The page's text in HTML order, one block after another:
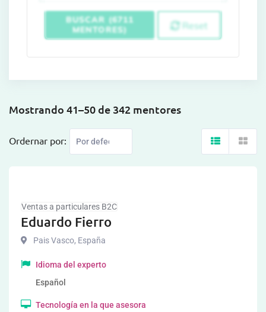
BUSCAR (6711
MENTORES)
Reset
Mostrando 41–50 de 342 mentores
Ordernar por:
Ventas a particulares B2C
Eduardo Fierro
Pais Vasco, España
Idioma del experto
Español
Tecnología en la que asesora